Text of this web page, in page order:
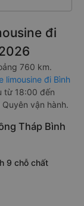
đi
760 km.
limousine đi Bình
từ 18:00 đến
vận hành.
Tháp Bình
9 chỗ chất